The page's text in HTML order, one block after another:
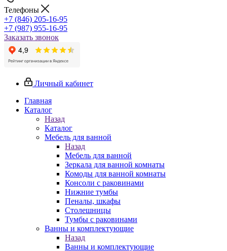
Телефоны
+7 (846) 205-16-95
+7 (987) 955-16-95
Заказать звонок
Личный кабинет
Главная
Каталог
Назад
Каталог
Мебель для ванной
Назад
Мебель для ванной
Зеркала для ванной комнаты
Комоды для ванной комнаты
Консоли с раковинами
Нижние тумбы
Пеналы, шкафы
Столешницы
Тумбы с раковинами
Ванны и комплектующие
Назад
Ванны и комплектующие